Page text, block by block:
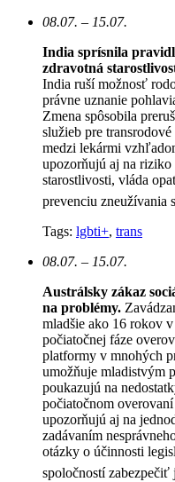
08.07. – 15.07.
India sprísnila
zdravotná
India ruší možnosť
právne uznanie
Zmena spôsobila
služieb pre
medzi lekármi
upozorňujú aj na
starostlivosti, vláda
prevenciu zneužívania
Tags: lgbti+, trans
08.07. – 15.07.
Austrálsky zákaz
na problémy.
mladšie ako 16 rokov
počiatočnej fáze
platformy v mnohých
umožňuje mladistvým
poukazujú na
počiatočnom
upozorňujú aj na
zadávaním
otázky o účinnosti
spoločností zabezpečiť